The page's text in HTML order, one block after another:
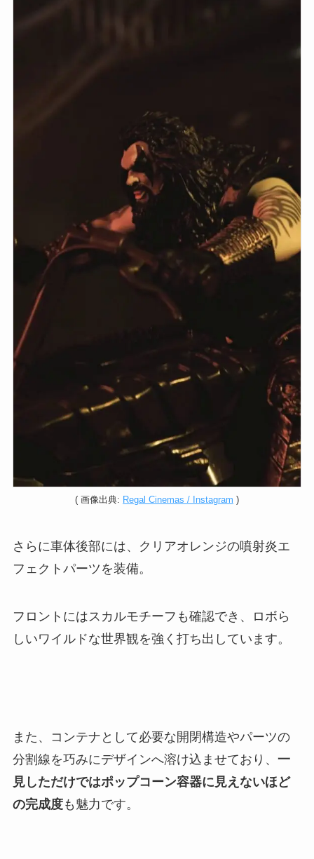
( 画像出典: Regal Cinemas / Instagram )
さらに車体後部には、クリアオレンジの噴射炎エ
フェクトパーツを装備。
フロントにはスカルモチーフも確認でき、ロボら
しいワイルドな世界観を強く打ち出しています。
また、コンテナとして必要な開閉構造やパーツの
分割線を巧みにデザインへ溶け込ませており、 一
見しただけではポップコーン容器に見えないほど
の完成度も魅力です。